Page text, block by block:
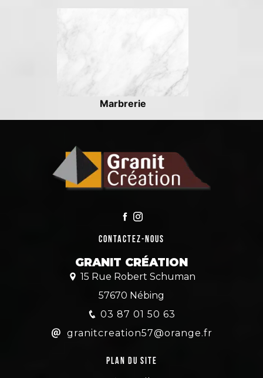
Marbrerie
Contactez-nous
GRANIT CRÉATION
15 Rue Robert Schuman
57670 Nébing
03 87 01 50 63
granitcreation57@orange.fr
Plan du site